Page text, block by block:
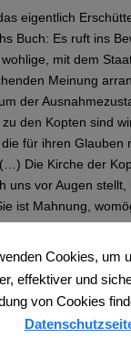
eigentlich
Buch: Es ruft ins
mit dem
Meinung
der
den Kopten sind
für ihren Glauben
Die Kirche der
uns vor Augen stellt,
ist Mahnung,
und damit ist
Bücher über den
überhaupt.«
von Schönburg, Die
Cookies, um
effektiver und
von Cookies